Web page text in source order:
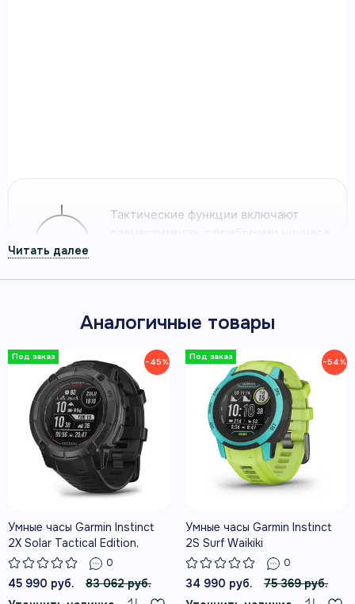
Тактические функции включают
неограниченное время работы в
режиме смарт-часов при
достаточном освещении.
Прочность военного стандарта
Аналогичные товары
−45%
Умные часы Garmin Instinct
2X Solar Tactical Edition,
черный
0
45 990 руб.
83 062 руб.
−54%
Умные часы Garmin Instinct
2S Surf Waikiki
0
34 990 руб.
75 369 руб.